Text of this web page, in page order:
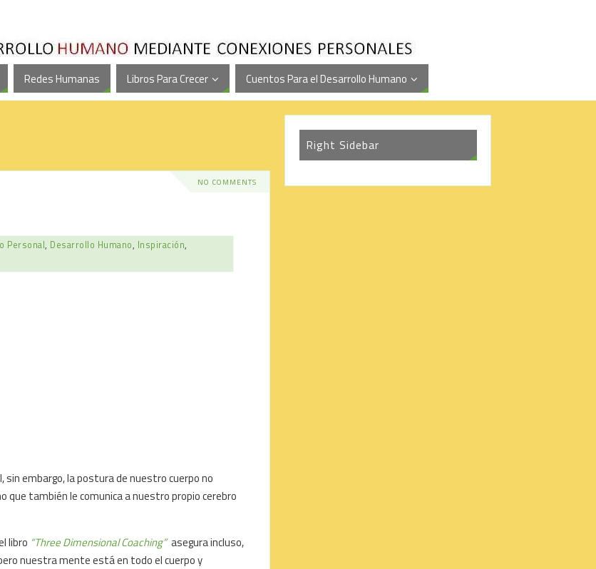
Redes Humanas Libros Para Crecer Cuentos Para el Desarrollo Humano
NO COMMENTS
Personal, Desarrollo Humano, Inspiración,
sin embargo, la postura de nuestro cuerpo no
también le comunica a nuestro propio cerebro
libro “Three Dimensional Coaching”asegura incluso,
nuestra mente está en todo el cuerpo y
Right Sidebar